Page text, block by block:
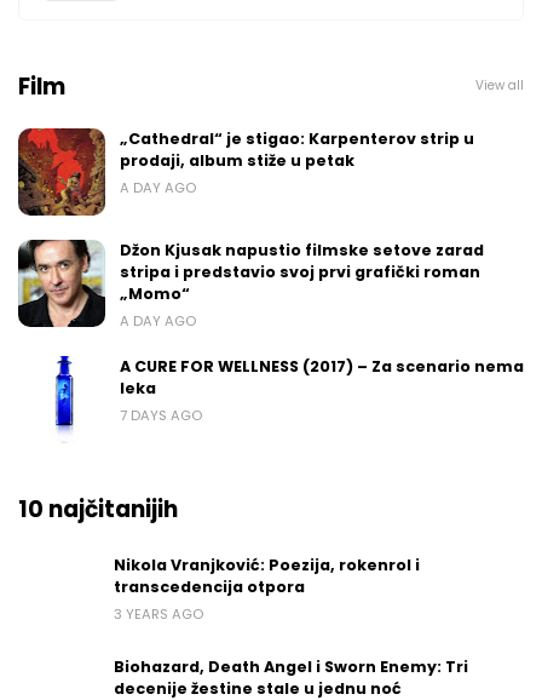
Film View all
„Cathedral“ je stigao: Karpenterov strip u
prodaji, album stiže u petak
A DAY AGO
Džon Kjusak napustio filmske setove zarad
stripa i predstavio svoj prvi grafički roman
„Momo“
A DAY AGO
A CURE FOR WELLNESS (2017) – Za scenario nema
leka
7 DAYS AGO
10 najčitanijih
Nikola Vranjković: Poezija, rokenrol i
transcedencija otpora
3 YEARS AGO
Biohazard, Death Angel i Sworn Enemy: Tri
decenije žestine stale u jednu noć